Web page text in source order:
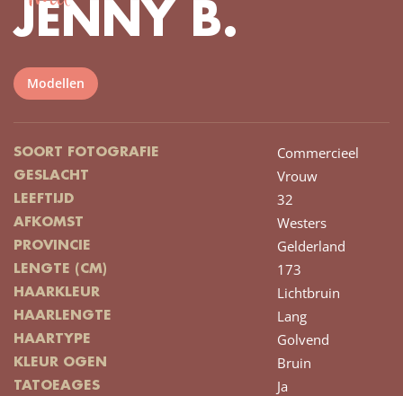
JENNY B.
Modellen
SOORT FOTOGRAFIE Commercieel
GESLACHT Vrouw
LEEFTIJD 32
AFKOMST Westers
PROVINCIE Gelderland
LENGTE (CM) 173
HAARKLEUR Lichtbruin
HAARLENGTE Lang
HAARTYPE Golvend
KLEUR OGEN Bruin
TATOEAGES Ja